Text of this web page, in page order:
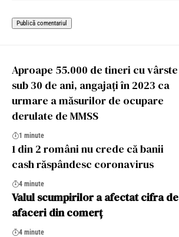
Aproape 55.000 de tineri cu vârste
sub 30 de ani, angajați în 2023 ca
urmare a măsurilor de ocupare
derulate de MMSS
1 minute
1 din 2 români nu crede că banii
cash răspândesc coronavirus
4 minute
Valul scumpirilor a afectat cifra de
afaceri din comerț
4 minute